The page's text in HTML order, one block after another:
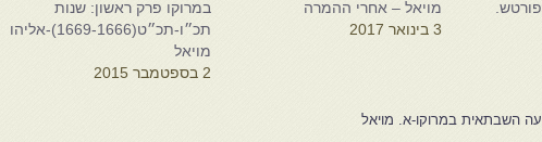
מויאל – אחרי ההמרה
3 בינואר 2017
במרוקו פרק ראשון: שנות
תכ״ו-תכ״ט(1669-1666)-אליהו
מויאל
2 בספטמבר 2015
השבתאית במרוקו-א. מויאל